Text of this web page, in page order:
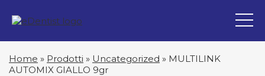
Home » Prodotti » Uncategorized » MULTILINK
AUTOMIX GIALLO 9gr